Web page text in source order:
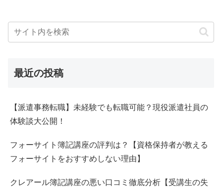
最近の投稿
【派遣事務転職】未経験でも転職可能？現役派遣社員の
体験談大公開！
フォーサイト簿記講座の評判は？【資格保持者が教える
フォーサイトをおすすめしない理由】
クレアール簿記講座の悪い口コミ徹底分析【受講生の失